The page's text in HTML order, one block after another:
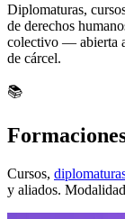
Diplomaturas,
de derechos
colectivo — abierta
de cárcel.
📚
Cursos,
y aliados.